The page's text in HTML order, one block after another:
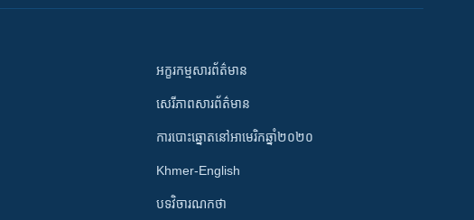
អក្ខរកម្មសារព័ត៌មាន
សេរីភាពសារព័ត៌មាន
ការបោះឆ្នោតនៅអាមេរិកឆ្នាំ២០២០
Khmer-English
បទវិចារណកថា